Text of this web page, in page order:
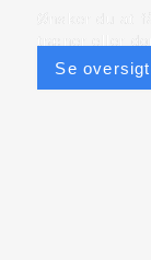
træner eller
Se